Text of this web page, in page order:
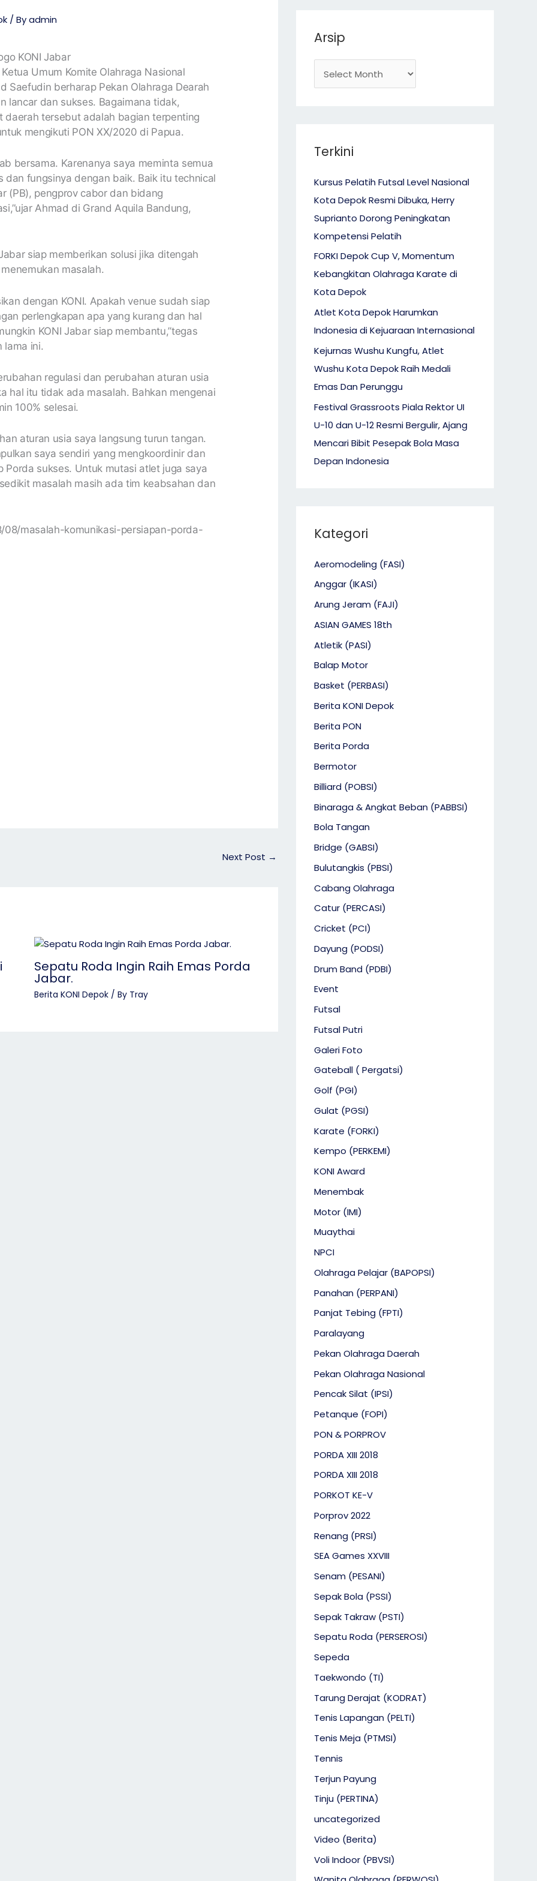
/ Byadmin
Umum Komite Olahraga Nasional
Saefudin berharap Pekan Olahraga Dearah
lancar dan sukses. Bagaimana tidak,
daerah tersebut adalah bagian terpenting
mengikuti PON XX/2020 di Papua.
bersama. Karenanya saya meminta semua
dan fungsinya dengan baik. Baik itu technical
(PB), pengprov cabor dan bidang
Ahmad di Grand Aquila Bandung,
siap memberikan solusi jika ditengah
masalah.
dengan KONI. Apakah venue sudah siap
perlengkapan apa yang kurang dan hal
KONI Jabar siap membantu,”tegas
lama ini.
regulasi dan perubahan aturan usia
hal itu tidak ada masalah. Bahkan mengenai
100% selesai.
aturan usia saya langsung turun tangan.
saya sendiri yang mengkoordinir dan
sukses. Untuk mutasi atlet juga saya
masalah masih ada tim keabsahan dan
08/masalah-komunikasi-persiapan-porda-
Next Post →
Sepatu Roda Ingin Raih Emas Porda
Jabar.
Berita KONI Depok/ By Tray
Arsip
Terkini
Kursus Pelatih Futsal Level Nasional
Kota Depok Resmi Dibuka, Herry
Suprianto Dorong Peningkatan
Kompetensi Pelatih
FORKI Depok Cup V, Momentum
Kebangkitan Olahraga Karate di
Kota Depok
Atlet Kota Depok Harumkan
Indonesia di Kejuaraan Internasional
Kejurnas Wushu Kungfu, Atlet
Wushu Kota Depok Raih Medali
Emas Dan Perunggu
Festival Grassroots Piala Rektor UI
U-10 dan U-12 Resmi Bergulir, Ajang
Mencari Bibit Pesepak Bola Masa
Depan Indonesia
Kategori
Aeromodeling (FASI)
Anggar (IKASI)
Arung Jeram (FAJI)
ASIAN GAMES 18th
Atletik (PASI)
Balap Motor
Basket (PERBASI)
Berita KONI Depok
Berita PON
Berita Porda
Bermotor
Billiard (POBSI)
Binaraga & Angkat Beban (PABBSI)
Bola Tangan
Bridge (GABSI)
Bulutangkis (PBSI)
Cabang Olahraga
Catur (PERCASI)
Cricket (PCI)
Dayung (PODSI)
Drum Band (PDBI)
Event
Futsal
Futsal Putri
Galeri Foto
Gateball ( Pergatsi)
Golf (PGI)
Gulat (PGSI)
Karate (FORKI)
Kempo (PERKEMI)
KONI Award
Menembak
Motor (IMI)
Muaythai
NPCI
Olahraga Pelajar (BAPOPSI)
Panahan (PERPANI)
Panjat Tebing (FPTI)
Paralayang
Pekan Olahraga Daerah
Pekan Olahraga Nasional
Pencak Silat (IPSI)
Petanque (FOPI)
PON & PORPROV
PORDA XIII 2018
PORDA XIII 2018
PORKOT KE-V
Porprov 2022
Renang (PRSI)
SEA Games XXVIII
Senam (PESANI)
Sepak Bola (PSSI)
Sepak Takraw (PSTI)
Sepatu Roda (PERSEROSI)
Sepeda
Taekwondo (TI)
Tarung Derajat (KODRAT)
Tenis Lapangan (PELTI)
Tenis Meja (PTMSI)
Tennis
Terjun Payung
Tinju (PERTINA)
uncategorized
Video (Berita)
Voli Indoor (PBVSI)